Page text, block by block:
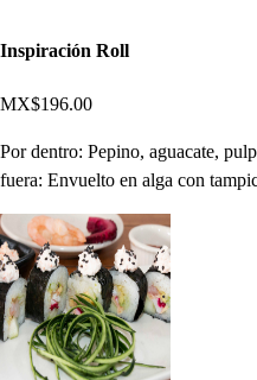
Inspiración Roll
MX$196.00
Por dentro: Pepino, aguacate,
fuera: Envuelto en alga con